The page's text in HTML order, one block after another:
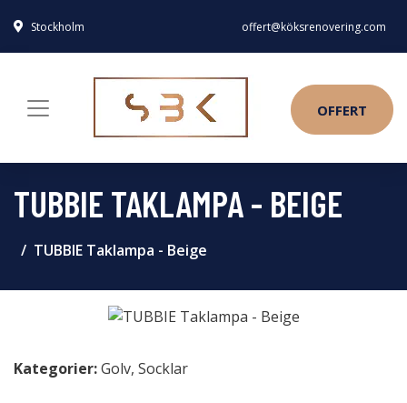
Stockholm offert@köksrenovering.com
OFFERT
TUBBIE TAKLAMPA - BEIGE
TUBBIE Taklampa - Beige
Kategorier:Golv, Socklar